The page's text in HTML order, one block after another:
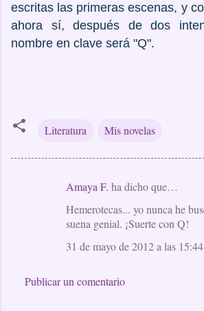
escritas las primeras escenas, y
ahora sí, después de dos
nombre en clave será "Q".
Literatura Mis novelas
t
Amaya F. ha dicho que…
Hemerotecas... yo nunca he
suena genial. ¡Suerte con Q!
31 de mayo de 2012 a las 15:44
Publicar un comentario